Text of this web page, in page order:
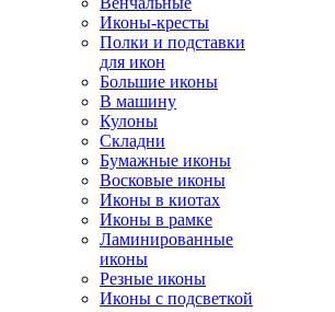
Иконы-кресты
Полки и подставки
для икон
Большие иконы
В машину
Кулоны
Складни
Бумажные иконы
Восковые иконы
Иконы в киотах
Иконы в рамке
Ламинированные
иконы
Резные иконы
Иконы с подсветкой